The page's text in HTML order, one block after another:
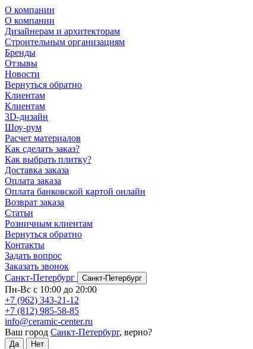
О компании
О компании
Дизайнерам и архитекторам
Строительным организациям
Бренды
Отзывы
Новости
Вернуться обратно
Клиентам
Клиентам
3D-дизайн
Шоу-рум
Расчет материалов
Как сделать заказ?
Как выбрать плитку?
Доставка заказа
Оплата заказа
Оплата банковской картой онлайн
Возврат заказа
Статьи
Розничным клиентам
Вернуться обратно
Контакты
Задать вопрос
Заказать звонок
Санкт-Петербург
Санкт-Петербург
Пн-Вс с 10:00 до 20:00
+7 (962) 343-21-12
+7 (812) 985-58-85
info@ceramic-center.ru
Ваш город Санкт-Петербург, верно?
Да Нет